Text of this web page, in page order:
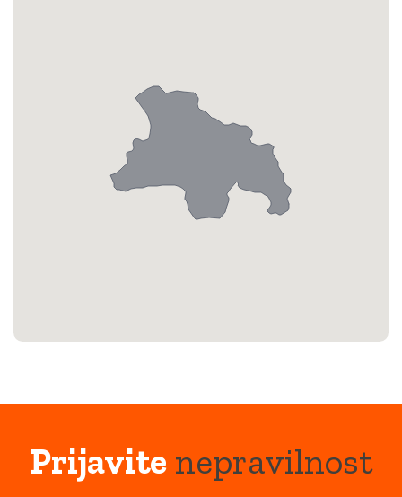
Prijavitenepravilnost